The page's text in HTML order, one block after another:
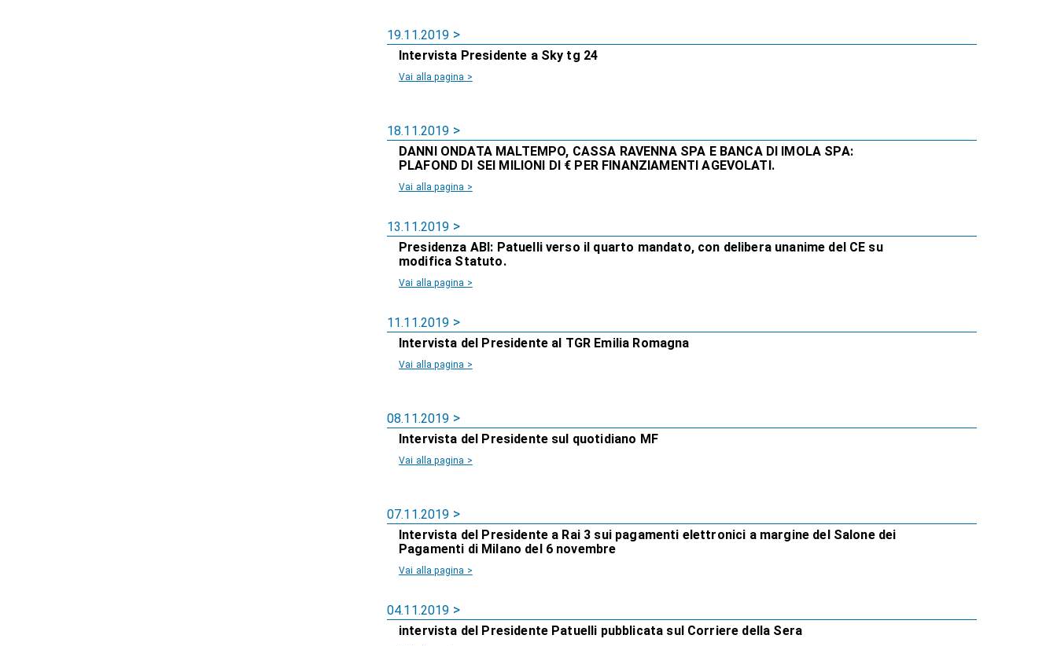
19.11.2019
Intervista Presidente a Sky tg 24
Vai alla pagina >
18.11.2019
DANNI ONDATA MALTEMPO, CASSA RAVENNA SPA E BANCA DI IMOLA SPA:
PLAFOND DI SEI MILIONI DI € PER FINANZIAMENTI AGEVOLATI.
Vai alla pagina >
13.11.2019
Presidenza ABI: Patuelli verso il quarto mandato, con delibera unanime del CE su
modifica Statuto.
Vai alla pagina >
11.11.2019
Intervista del Presidente al TGR Emilia Romagna
Vai alla pagina >
08.11.2019
Intervista del Presidente sul quotidiano MF
Vai alla pagina >
07.11.2019
Intervista del Presidente a Rai 3 sui pagamenti elettronici a margine del Salone dei
Pagamenti di Milano del 6 novembre
Vai alla pagina >
04.11.2019
intervista del Presidente Patuelli pubblicata sul Corriere della Sera